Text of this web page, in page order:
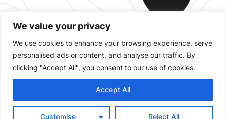
We value your privacy
We use cookies to enhance your browsing experience, serve
personalised ads or content, and analyse our traffic. By
clicking "Accept All", you consent to our use of cookies.
Customise Reject All
Accept All
Designad med , ochWordPress